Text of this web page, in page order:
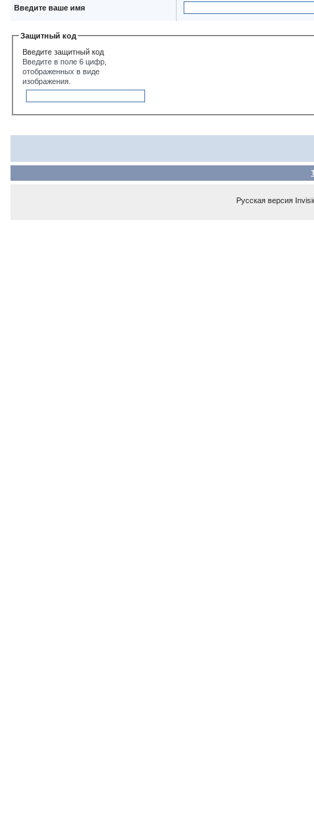
Введите ваше имя
Защитный код
Введите защитный код
Введите в поле 6 цифр,
отображенных в виде
изображения.
Русская версия